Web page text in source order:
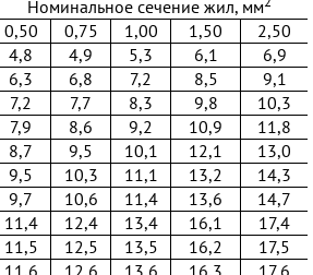
Номинальное сечение жил, мм
0,50 0,75 1,00 1,50 2,50
4,8 4,9 5,3 6,1
6,9
6,3 6,8 7,2 8,5
9,1
7,2 7,7 8,3 9,8
10,3
7,9 8,6 9,2 10,9
11,8
8,7 9,5 10,1 12,1
13,0
9,5 10,3 11,1 13,2
14,3
9,7 10,6 11,4 13,6
14,7
11,4 12,4 13,4 16,1
17,4
11,5 12,5 13,5 16,2
17,5
11,6 12,6 13,6 16,3
17,6